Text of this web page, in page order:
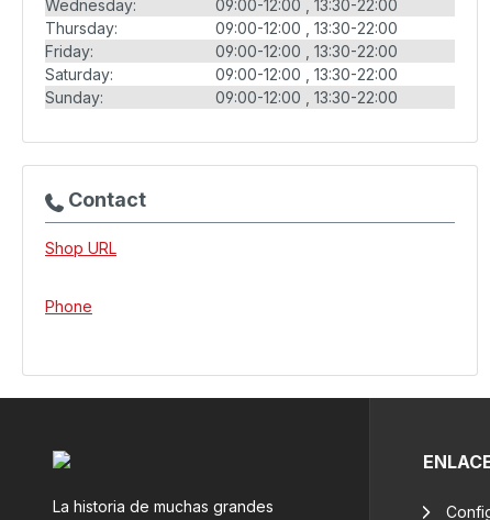
Wednesday:
09:00-12:00
13:30-22:00
Thursday:
09:00-12:00
13:30-22:00
Friday:
09:00-12:00
13:30-22:00
Saturday:
09:00-12:00
13:30-22:00
Sunday:
09:00-12:00 13:30-22:00
Contact
Shop URL
Phone
La historia de muchas grandes